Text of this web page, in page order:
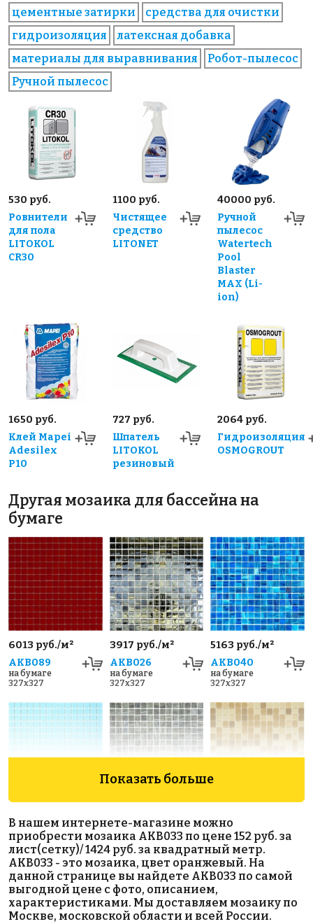
цементные затирки
средства для очистки
гидроизоляция
латексная добавка
материалы для выравнивания
Робот-пылесос
Ручной пылесос
530 руб.
Ровнители
для пола
LITOKOL
CR30
1100 руб.
Чистящее
средство
LITONET
40000 руб.
Ручной
пылесос
Watertech
Pool
Blaster
MAX (Li-
ion)
1650 руб.
Клей Mapei
Adesilex
P10
727 руб.
Шпатель
LITOKOL
резиновый
2064 руб.
Гидроизоляция
OSMOGROUT
Другая мозаика для бассейна на
бумаге
6013 руб./м²
AKB089
на бумаге
327x327
3917 руб./м²
AKB026
на бумаге
327x327
5163 руб./м²
AKB040
на бумаге
327x327
AKB051
на бумаге
327x327
AKB038
на бумаге
327x327
AKB300
на бумаге
327x327
Показать больше
В нашем интернете-магазине можно
приобрести мозаика AKB033 по цене 152 руб. за
лист(сетку)/ 1424 руб. за квадратный метр.
AKB033 - это мозаика, цвет оранжевый. На
данной странице вы найдете AKB033 по самой
выгодной цене с фото, описанием,
характеристиками. Мы доставляем мозаику по
Москве, московской области и всей России.